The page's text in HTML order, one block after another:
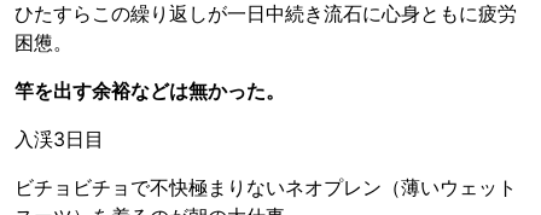
ひたすらこの繰り返しが一日中続き流石に心身ともに疲労
困憊。
竿を出す余裕などは無かった。
入渓3日目
ビチョビチョで不快極まりないネオプレン（薄いウェット